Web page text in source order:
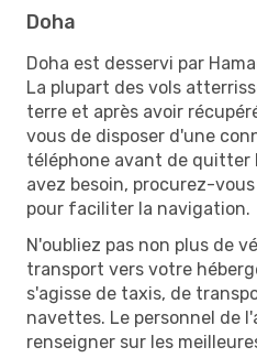
Doha
Doha est desservi par
La plupart des vols
terre et après avoir
vous de disposer d'une
téléphone avant de quitter
avez besoin, procurez-
pour faciliter la navigation.
N'oubliez pas non plus de
transport vers votre
s'agisse de taxis, de
navettes. Le personnel de
renseigner sur les